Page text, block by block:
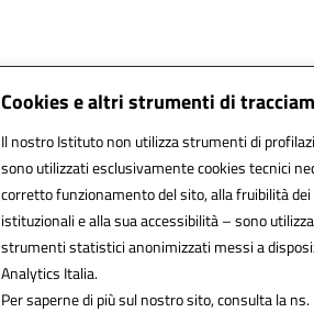
Cookies e altri strumenti di
Il nostro Istituto non utilizza strumenti di
sono utilizzati esclusivamente cookies tecnici
corretto funzionamento del sito, alla fruibilità
istituzionali e alla sua accessibilità – sono
strumenti statistici anonimizzati messi a
Analytics Italia.
Per saperne di più sul nostro sito, consulta la ns.